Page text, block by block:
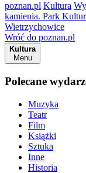
poznan.pl Kultura
kamienia. Park
Wietrzychowice
Wróć do poznan.pl
Kultura
Menu
Polecane
Muzyka
Teatr
Film
Książki
Sztuka
Inne
Historia